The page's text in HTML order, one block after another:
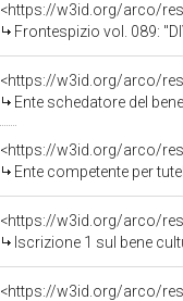
<https://w3id.org/arco/
Frontespizio vol. 089:
<https://w3id.org/arco/
Ente schedatore del
<https://w3id.org/arco/
Ente competente per
<https://w3id.org/arco/
Iscrizione 1 sul bene
<https://w3id.org/arco/